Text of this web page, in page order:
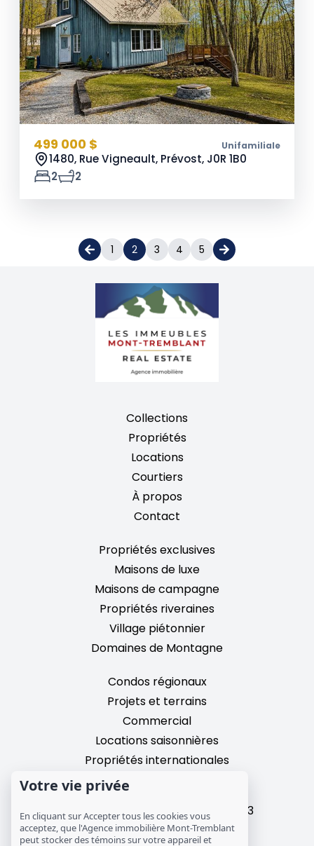
499 000 $ Unifamiliale
1480, Rue Vigneault, Prévost, J0R 1B0
2
2
1 2 3 4 5
Collections
Propriétés
Locations
Courtiers
À propos
Contact
Propriétés exclusives
Maisons de luxe
Maisons de campagne
Propriétés riveraines
Village piétonnier
Domaines de Montagne
Condos régionaux
Projets et terrains
Commercial
Locations saisonnières
Propriétés internationales
2195, chemin du Village,
Mont-Tremblant, Quebec, J8E 3M3
T: 1 (819) 425-9324
Votre vie privée
En cliquant sur Accepter tous les cookies vous
acceptez, que l'Agence immobilière Mont-Tremblant
peut stocker des témoins sur votre appareil et